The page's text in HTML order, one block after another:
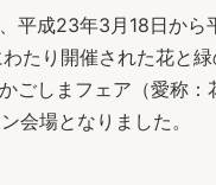
平成23年3月18日か
たり開催された花と
ごしまフェア（愛称：
会場となりました。